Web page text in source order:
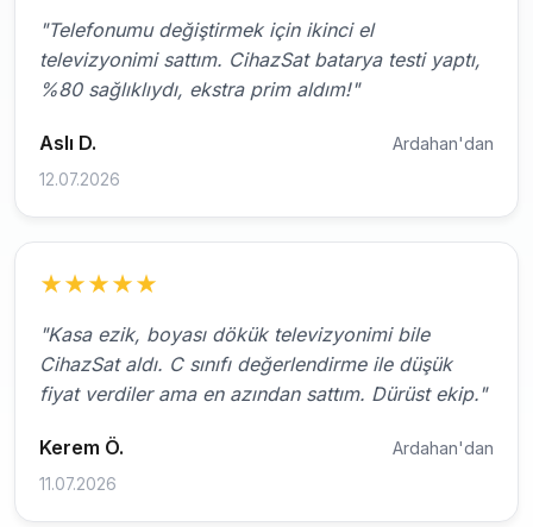
"Telefonumu değiştirmek için ikinci el
televizyonimi sattım. CihazSat batarya testi yaptı,
%80 sağlıklıydı, ekstra prim aldım!"
Aslı D. Ardahan'dan
12.07.2026
★★★★★
"Kasa ezik, boyası dökük televizyonimi bile
CihazSat aldı. C sınıfı değerlendirme ile düşük
fiyat verdiler ama en azından sattım. Dürüst ekip."
Kerem Ö. Ardahan'dan
11.07.2026